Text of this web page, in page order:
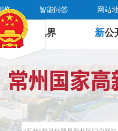
览 智能问答 网站
新 视界 新公